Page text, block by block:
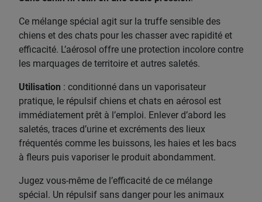
Ce mélange spécial agit sur la truffe sensible des
chiens et des chats pour les chasser avec rapidité et
efficacité. L’aérosol offre une protection incolore contre
les marquages de territoire et autres saletés.
Utilisation : conditionné dans un vaporisateur
pratique, le répulsif chiens et chats en aérosol est
immédiatement prêt à l’emploi. Enlever d’abord les
saletés, traces d’urine et excréments des lieux
fréquentés comme les buissons, les haies et les bacs
à fleurs puis vaporiser le produit abondamment.
Jugez vous-même de l’efficacité de ce mélange
spécial. Un répulsif sans danger pour les animaux